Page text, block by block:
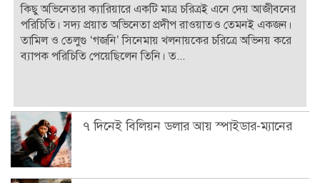
কিছু অভিনেতার ক্যারিয়ারে একটি মাত্র চরিত্রই এনে দেয় আজীবনের
পরিচিতি। সদ্য প্রয়াত অভিনেতা প্রদীপ রাওয়াতও তেমনই একজন।
তামিল ও তেলুগু ‘গজনি’ সিনেমায় খলনায়কের চরিত্রে অভিনয় করে
ব্যাপক পরিচিতি পেয়েছিলেন তিনি। ত...
৭ দিনেই বিলিয়ন ডলার আয় স্পাইডার-ম্যানের